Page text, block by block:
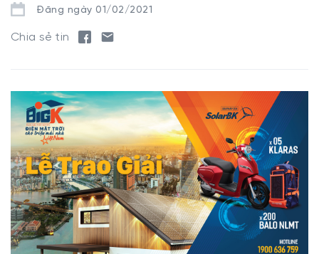
Đăng ngày 01/02/2021
Chia sẻ tin